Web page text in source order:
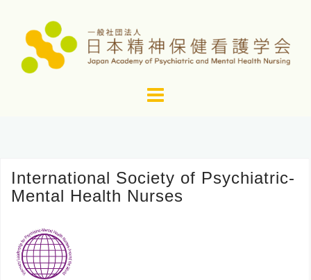
International Society of Psychiatric-
Mental Health Nurses